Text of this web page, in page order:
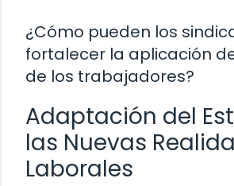
¿Cómo pueden los
fortalecer la aplicación
de los trabajadores?
Adaptación del
las Nuevas
Laborales